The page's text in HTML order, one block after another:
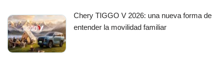
Chery TIGGO V 2026: una nueva forma de
entender la movilidad familiar